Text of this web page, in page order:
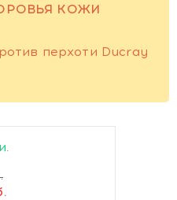
КОЖИ
перхоти Ducray